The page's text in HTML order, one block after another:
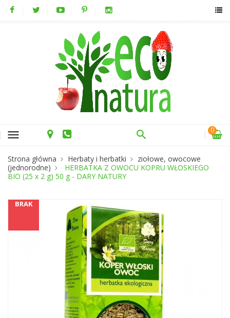
menu 0
Strona główna Herbaty i herbatki
ziołowe, owocowe
(jednorodne)
HERBATKA Z OWOCU KOPRU WŁOSKIEGO
BIO (25 x 2 g) 50 g - DARY NATURY
BRAK